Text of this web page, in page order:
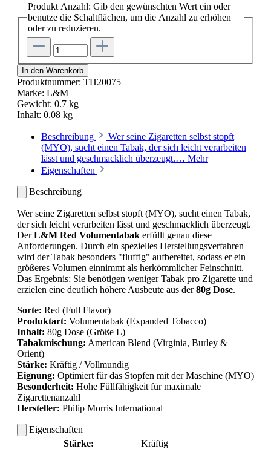
Produkt Anzahl: Gib den gewünschten Wert ein oder
benutze die Schaltflächen, um die Anzahl zu erhöhen
oder zu reduzieren.
In den Warenkorb
Produktnummer: TH20075
Marke: L&M
Gewicht: 0.7 kg
Inhalt: 0.08 kg
Beschreibung
Wer seine Zigaretten selbst stopft
(MYO), sucht einen Tabak, der sich leicht verarbeiten
lässt und geschmacklich überzeugt.… Mehr
Eigenschaften
Beschreibung
Wer seine Zigaretten selbst stopft (MYO), sucht einen Tabak,
der sich leicht verarbeiten lässt und geschmacklich überzeugt.
DerL&M Red Volumentabak erfüllt genau diese
Anforderungen. Durch ein spezielles Herstellungsverfahren
wird der Tabak besonders "fluffig" aufbereitet, sodass er ein
größeres Volumen einnimmt als herkömmlicher Feinschnitt.
Das Ergebnis: Sie benötigen weniger Tabak pro Zigarette und
erzielen eine deutlich höhere Ausbeute aus der80g Dose.
Sorte: Red (Full Flavor)
Produktart: Volumentabak (Expanded Tobacco)
Inhalt: 80g Dose (Größe L)
Tabakmischung: American Blend (Virginia, Burley &
Orient)
Stärke: Kräftig / Vollmundig
Eignung: Optimiert für das Stopfen mit der Maschine (MYO)
Besonderheit: Hohe Füllfähigkeit für maximale
Zigarettenanzahl
Hersteller: Philip Morris International
Eigenschaften
Stärke:
Kräftig